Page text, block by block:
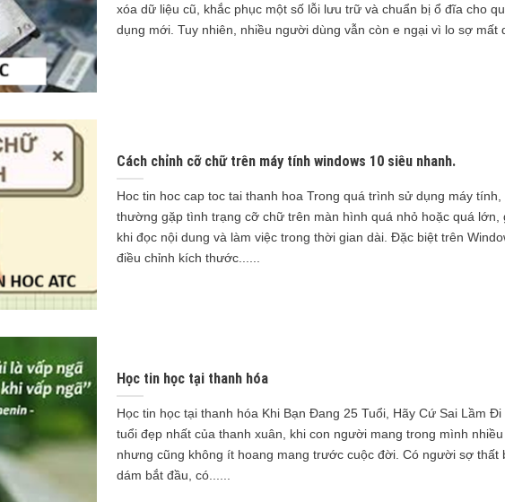
xóa dữ liệu cũ, khắc phục một số lỗi lưu trữ và chuẩn bị ổ đĩa cho
dụng mới. Tuy nhiên, nhiều người dùng vẫn còn e ngại vì lo sợ mất
Cách chỉnh cỡ chữ trên máy tính windows 10 siêu nhanh.
Hoc tin hoc cap toc tai thanh hoa Trong quá trình sử dụng máy
thường gặp tình trạng cỡ chữ trên màn hình quá nhỏ hoặc quá lớn,
khi đọc nội dung và làm việc trong thời gian dài. Đặc biệt trên
điều chỉnh kích thước......
Học tin học tại thanh hóa
Học tin học tại thanh hóa Khi Bạn Đang 25 Tuổi, Hãy Cứ Sai Lầm Đi
tuổi đẹp nhất của thanh xuân, khi con người mang trong mình
nhưng cũng không ít hoang mang trước cuộc đời. Có người sợ thất
dám bắt đầu, có......